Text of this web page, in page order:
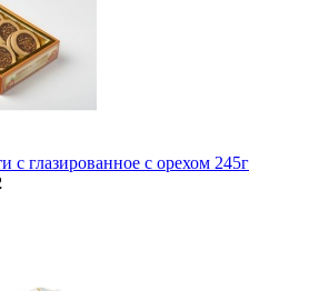
с глазированное с орехом 245г